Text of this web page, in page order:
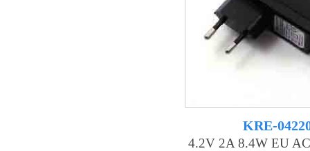
KRE-
4.2V 2A 8.4W EU